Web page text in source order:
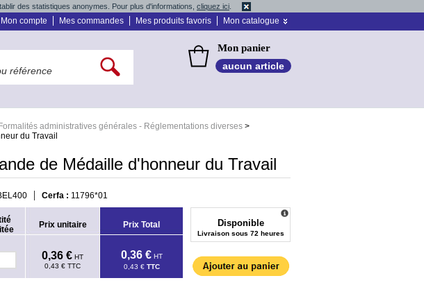
des statistiques anonymes. Pour plus d'informations, cliquez ici
Mon compte Mes commandes Mes produits favoris Mon catalogue
Mon panier
aucun article
Formalités administratives générales - Réglementations diverses >
du Travail
de Médaille d'honneur du Travail
Cerfa : 11796*01
Prix unitaire Prix Total
0,36 € HT
0,43 € TTC
0,36 € HT
0,43 € TTC
Disponible
Livraison sous 72 heures